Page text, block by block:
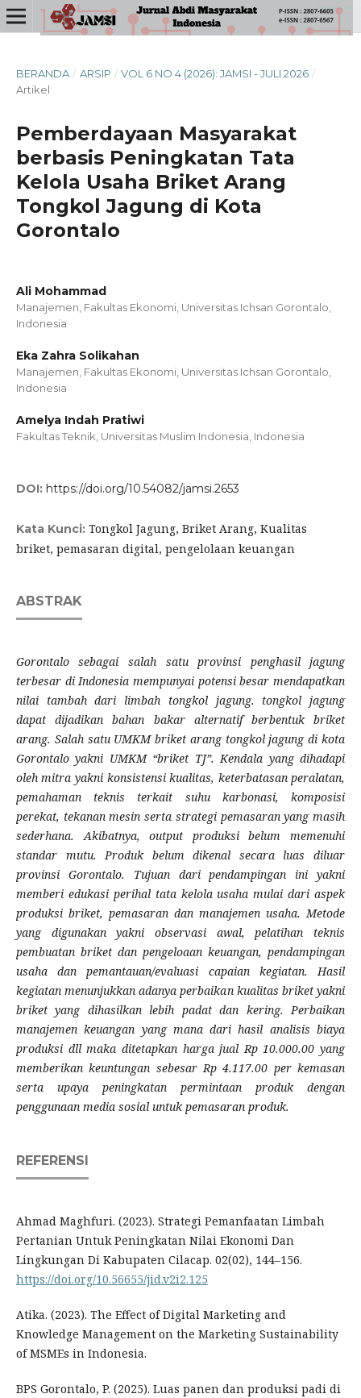
BERANDA / ARSIP / VOL 6 NO 4 (2026): JAMSI - JULI 2026 /
Artikel
Pemberdayaan Masyarakat
berbasis Peningkatan Tata
Kelola Usaha Briket Arang
Tongkol Jagung di Kota
Gorontalo
Ali Mohammad
Manajemen, Fakultas Ekonomi, Universitas Ichsan Gorontalo,
Indonesia
Eka Zahra Solikahan
Manajemen, Fakultas Ekonomi, Universitas Ichsan Gorontalo,
Indonesia
Amelya Indah Pratiwi
Fakultas Teknik, Universitas Muslim Indonesia, Indonesia
DOI: https://doi.org/10.54082/jamsi.2653
Kata Kunci: Tongkol Jagung, Briket Arang, Kualitas
briket, pemasaran digital, pengelolaan keuangan
ABSTRAK
Gorontalo sebagai salah satu provinsi penghasil jagung
terbesar di Indonesia mempunyai potensi besar mendapatkan
nilai tambah dari limbah tongkol jagung. tongkol jagung
dapat dijadikan bahan bakar alternatif berbentuk briket
arang. Salah satu UMKM briket arang tongkol jagung di kota
Gorontalo yakni UMKM “briket TJ”. Kendala yang dihadapi
oleh mitra yakni konsistensi kualitas, keterbatasan peralatan,
pemahaman teknis terkait suhu karbonasi, komposisi
perekat, tekanan mesin serta strategi pemasaran yang masih
sederhana. Akibatnya, output produksi belum memenuhi
standar mutu. Produk belum dikenal secara luas diluar
provinsi Gorontalo. Tujuan dari pendampingan ini yakni
memberi edukasi perihal tata kelola usaha mulai dari aspek
produksi briket, pemasaran dan manajemen usaha. Metode
yang digunakan yakni observasi awal, pelatihan teknis
pembuatan briket dan pengeloaan keuangan, pendampingan
usaha dan pemantauan/evaluasi capaian kegiatan. Hasil
kegiatan menunjukkan adanya perbaikan kualitas briket yakni
briket yang dihasilkan lebih padat dan kering. Perbaikan
manajemen keuangan yang mana dari hasil analisis biaya
produksi dll maka ditetapkan harga jual Rp 10.000.00 yang
memberikan keuntungan sebesar Rp 4.117.00 per kemasan
serta upaya peningkatan permintaan produk dengan
penggunaan media sosial untuk pemasaran produk.
REFERENSI
Ahmad Maghfuri. (2023). Strategi Pemanfaatan Limbah
Pertanian Untuk Peningkatan Nilai Ekonomi Dan
Lingkungan Di Kabupaten Cilacap. 02(02), 144–156.
https://doi.org/10.56655/jid.v2i2.125
Atika. (2023). The Effect of Digital Marketing and
Knowledge Management on the Marketing Sustainability
of MSMEs in Indonesia.
BPS Gorontalo, P. (2025). Luas panen dan produksi padi di